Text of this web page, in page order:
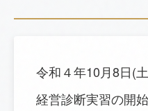
令和４年10月8日(
経営診断実習の開